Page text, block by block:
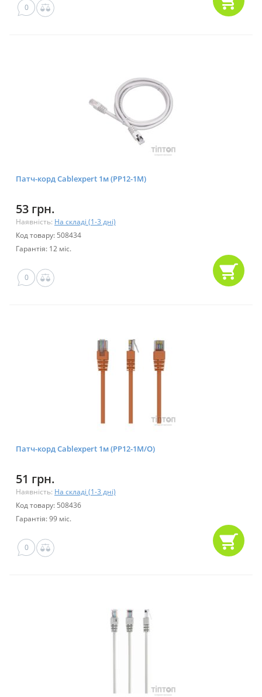
0
Патч-корд Cablexpert 1м (PP12-1M)
53 грн.
Наявність: На складі (1-3 дні)
Код товару: 508434
Гарантія: 12 міс.
0
Патч-корд Cablexpert 1м (PP12-1M/O)
51 грн.
Наявність: На складі (1-3 дні)
Код товару: 508436
Гарантія: 99 міс.
0